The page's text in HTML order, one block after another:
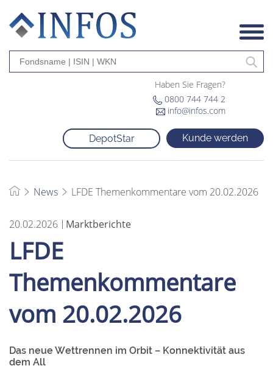
Haben Sie Fragen?
0800 744 744 2
info@infos.com
DepotStar Kunde werden
News LFDE Themenkommentare vom 20.02.2026
20.02.2026 Marktberichte
LFDE
Themenkommentare
vom 20.02.2026
Das neue Wettrennen im Orbit – Konnektivität aus
dem All